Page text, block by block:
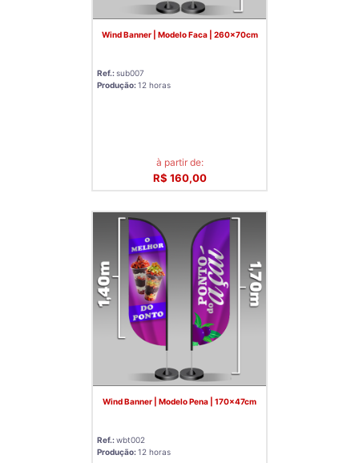
Wind Banner | Modelo Faca | 260x70cm
Ref.:sub007
Produção:12 horas
à partir de:
R$ 160,00
Wind Banner | Modelo Pena | 170x47cm
Ref.:wbt002
Produção:12 horas